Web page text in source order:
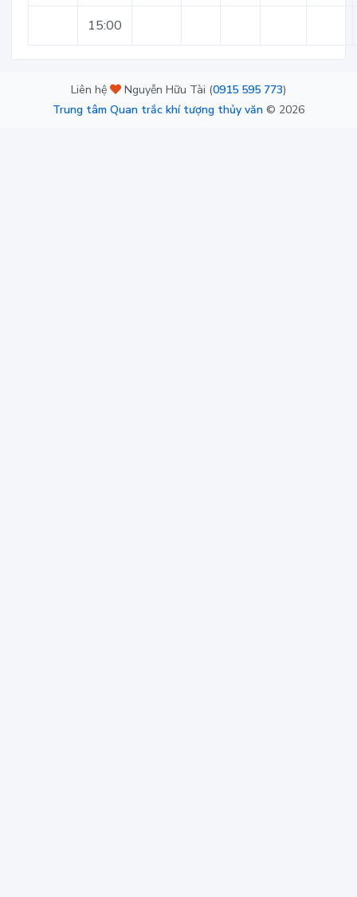
15:00
Liên hệ Nguyễn Hữu Tài (0915 595 773)
Trung tâm Quan trắc khí tượng thủy văn © 2026